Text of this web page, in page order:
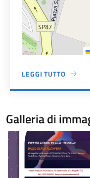
LEGGI TUTTO
A PROPOSITO DI
Galleria di
Image